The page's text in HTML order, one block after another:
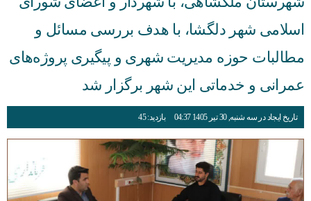
اسلامی شهر دلگشا، با هدف بررسی مسائل و
مطالبات حوزه مدیریت شهری و پیگیری پروژه‌های
عمرانی و خدماتی این شهر برگزار شد
تاریخ ایجاد در سه شنبه, 30 تیر 1405 04:37 بازدید: 45